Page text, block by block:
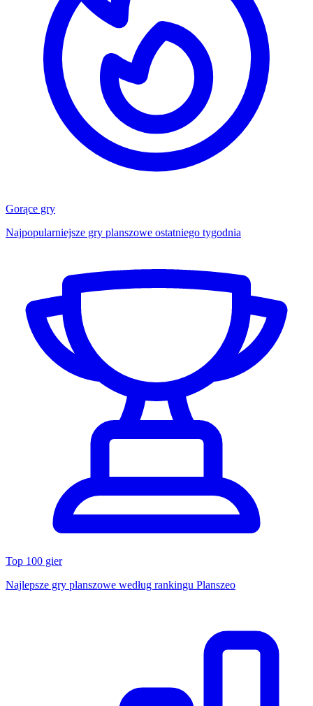
Gorące gry
Najpopularniejsze gry planszowe ostatniego tygodnia
Top 100 gier
Najlepsze gry planszowe według rankingu Planszeo